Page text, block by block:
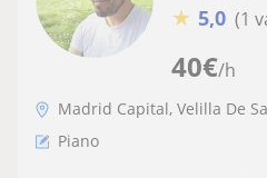
40€/h
★ 5,0 (1
Madrid Capital, Velilla De
Piano